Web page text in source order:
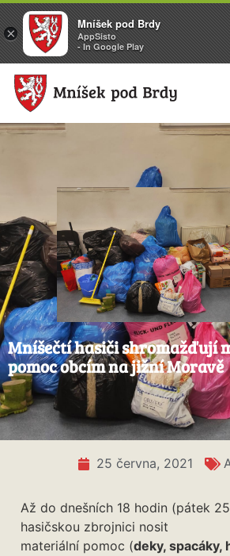
Mníšečtí hasiči shromažďují
pomoc obcím na jižní Moravě
25 června, 2021
Až do dnešních 18 hodin (pátek
hasičskou zbrojnici nosit
materiální pomoc (deky, spacáky,
×
Mníšek pod Brdy
AppSisto
- In Google Play